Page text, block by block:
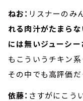
ねお： リスナーのみ
れる肉汁がたまらな
には無いジューシー
もこういうチキン
その中でも高評価だ
依藤： さすがにこう